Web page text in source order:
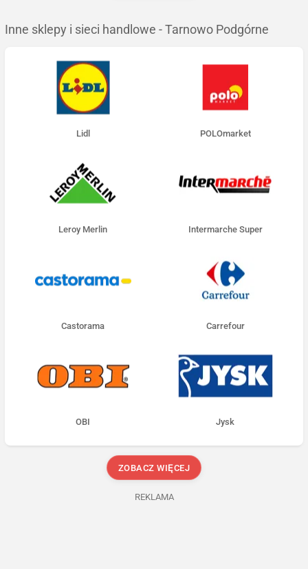
Inne sklepy i sieci handlowe - Tarnowo Podgórne
Lidl POLOmarket
Leroy Merlin Intermarche Super
Castorama Carrefour
OBI Jysk
ZOBACZ WIĘCEJ
REKLAMA